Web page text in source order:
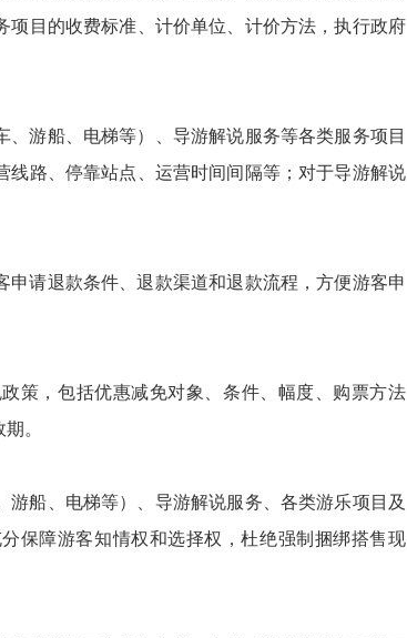
目的收费标准、计价单位、计价方法，执行政府
游船、电梯等）、导游解说服务等各类服务项目
路、停靠站点、运营时间间隔等；对于导游解说
请退款条件、退款渠道和退款流程，方便游客申
策，包括优惠减免对象、条件、幅度、购票方法
。
船、电梯等）、导游解说服务、各类游乐项目及
保障游客知情权和选择权，杜绝强制捆绑搭售现